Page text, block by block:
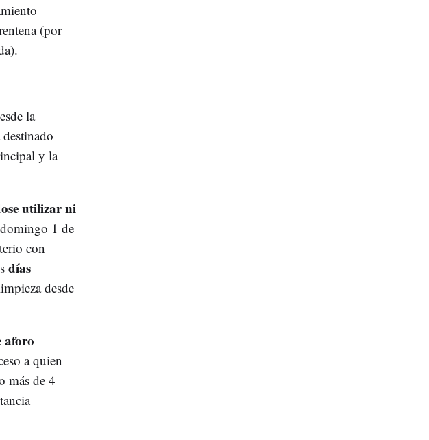
(por
la
destinado
y la
utilizar ni
1 de
con
días
desde
aforo
a quien
más de 4